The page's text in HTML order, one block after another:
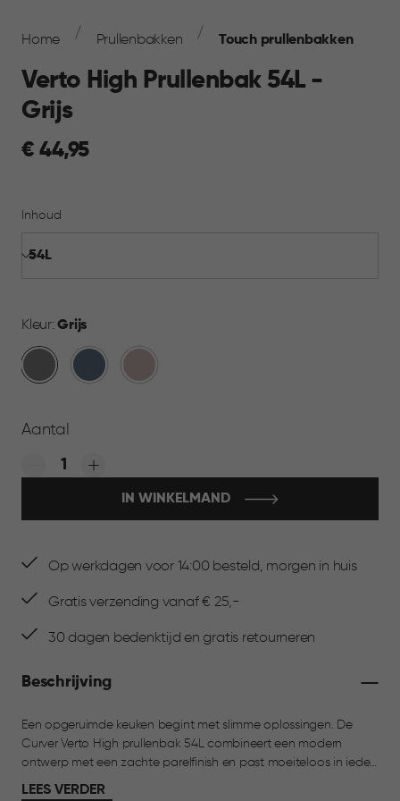
Navigation
Home Prullenbakken Touch prullenbakken
Verto High Prullenbak 54L -
Grijs
€
€ 44,95
Inhoud
Kleur:Grijs
Grijs Blauw Rose
Aantal
Quantity:
IN WINKELMAND
Op werkdagen voor 14:00 besteld, morgen in huis
Gratis verzending vanaf € 25,-
30 dagen bedenktijd en gratis retourneren
Beschrijving
Een opgeruimde keuken begint met slimme oplossingen. De
Curver Verto High prullenbak 54L combineert een modern
ontwerp met een zachte parelfinish en past moeiteloos in ieder
interieur. De prullenbak is snel en eenvoudig te monteren,
LEES VERDER